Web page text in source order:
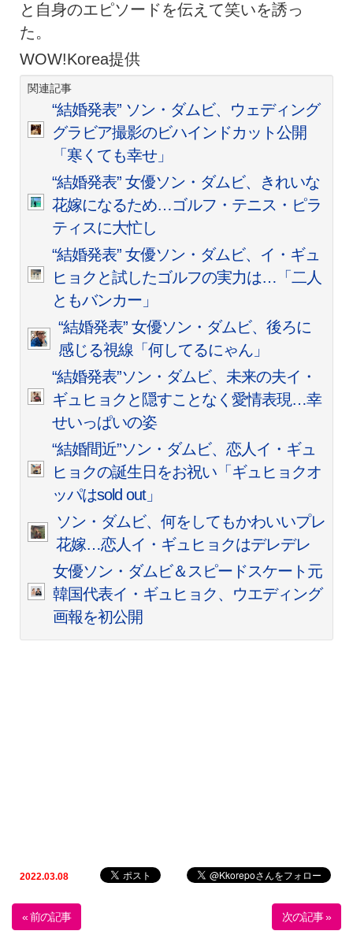
と自身のエピソードを伝えて笑いを誘っ
た。
WOW!Korea提供
関連記事
“結婚発表” ソン・ダムビ、ウェディング
グラビア撮影のビハインドカット公開
「寒くても幸せ」
“結婚発表” 女優ソン・ダムビ、きれいな
花嫁になるため…ゴルフ・テニス・ピラ
ティスに大忙し
“結婚発表” 女優ソン・ダムビ、イ・ギュ
ヒョクと試したゴルフの実力は…「二人
ともバンカー」
“結婚発表” 女優ソン・ダムビ、後ろに
感じる視線「何してるにゃん」
“結婚発表”ソン・ダムビ、未来の夫イ・
ギュヒョクと隠すことなく愛情表現…幸
せいっぱいの姿
“結婚間近”ソン・ダムビ、恋人イ・ギュ
ヒョクの誕生日をお祝い「ギュヒョクオ
ッパはsold out」
ソン・ダムビ、何をしてもかわいいプレ
花嫁…恋人イ・ギュヒョクはデレデレ
女優ソン・ダムビ＆スピードスケート元
韓国代表イ・ギュヒョク、ウエディング
画報を初公開
2022.03.08
« 前の記事 次の記事 »